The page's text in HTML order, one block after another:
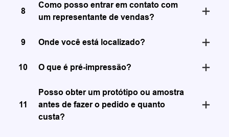
8
Como posso entrar em contato com
um representante de vendas?
9 Onde você está localizado?
10 O que é pré-impressão?
11
Posso obter um protótipo ou amostra
antes de fazer o pedido e quanto
custa?